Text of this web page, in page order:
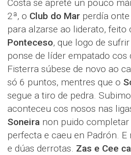
Costa se apreté un pouco
2ª, o Club do Mar perdía
para alzarse ao liderato, feito
Ponteceso, que logo de
ponse de líder empatado cos
Fisterra súbese de novo ao
só 6 puntos, mentres que o
segue a tiro de pedra.
aconteceu cos nosos nas
Soneira non puido
perfecta e caeu en Padrón. E
e dúas derrotas. Zas e Cee